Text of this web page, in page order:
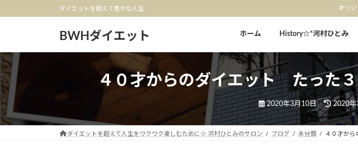
ン
ツ
ス
キ
ッ
プ
ビ
シ
ン
に
移
動
ダイエットを超えて豊かな人生 オリジ
BWHダイエット ホーム History☆*河村ひとみ
４０才からのダイエット たった
2020年3月10日
最
終
更
新
日
時
2020年
ダイエットを超えて人生をワクワク楽しむために☆ 河村ひとみのサロン ブログ 未分類 ４０才か